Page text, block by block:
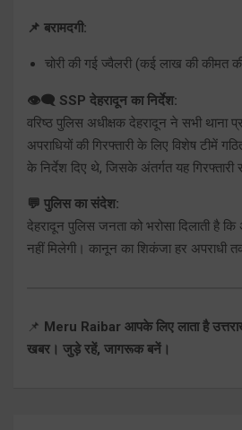
📌 बरामदगी:
चोरी की गई ज्वैलरी (कई लाख की कीमत
👁️‍🗨️ SSP देहरादून का निर्देश:
वरिष्ठ पुलिस अधीक्षक देहरादून ने सभी थाना
अपराधियों की गिरफ्तारी के लिए विशेष टीमें
के निर्देश दिए थे, जिसके अंतर्गत यह गिरफ्तारी
💬 पुलिस का संदेश:
देहरादून पुलिस जनता को भरोसा दिलाती है कि
नहीं मिलेगी। कानून का शिकंजा हर अपराधी
📌 Meru Raibar आपके लिए लाता है
खबर। जुड़े रहें, जागरूक बनें।